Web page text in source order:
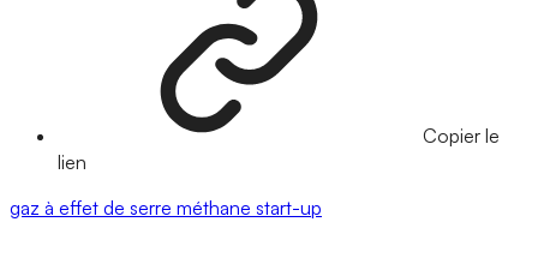
Copier le
lien
gaz à effet de serre méthane start-up